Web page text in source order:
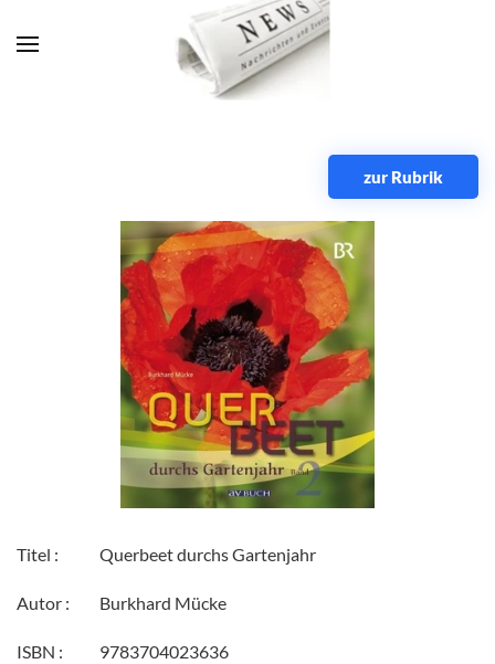
Zum Hauptinhalt springen
zur Rubrik
Titel : Querbeet durchs Gartenjahr
Autor : Burkhard Mücke
ISBN : 9783704023636